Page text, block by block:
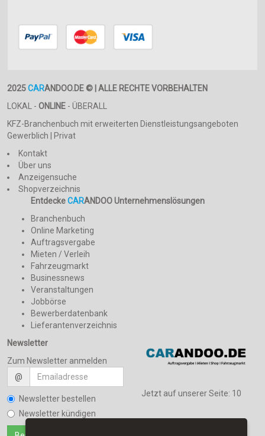
2025CARANDOO.DE © | ALLE RECHTE VORBEHALTEN
LOKAL - ONLINE - ÜBERALL
KFZ-Branchenbuch mit erweiterten Dienstleistungsangeboten
Gewerblich | Privat
Kontakt
Über uns
Anzeigensuche
Shopverzeichnis
EntdeckeCARANDOO Unternehmenslösungen
Branchenbuch
Online Marketing
Auftragsvergabe
Mieten / Verleih
Fahrzeugmarkt
Businessnews
Veranstaltungen
Jobbörse
Bewerberdatenbank
Lieferantenverzeichnis
Newsletter
Zum Newsletter anmelden
@
Newsletter bestellen
Newsletter kündigen
Jetzt auf unserer Seite: 10